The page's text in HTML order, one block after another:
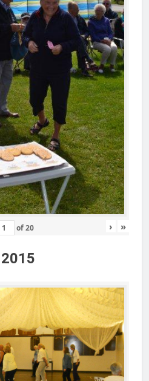
of20 › »